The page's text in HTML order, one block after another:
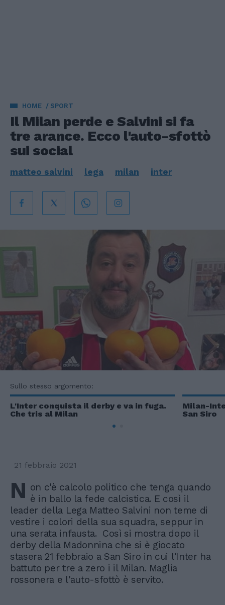
HOME SPORT
Il Milan perde e Salvini si fa
tre arance. Ecco l'auto-sfottò
sui social
matteo salvini lega milan inter
Sullo stesso argomento:
L'Inter conquista il derby e va in fuga.
Che tris al Milan
Milan-
San Siro
21 febbraio 2021
N on c'è calcolo politico che tenga quando
è in ballo la fede calcistica. E così il
leader della Lega Matteo Salvini non teme di
vestire i colori della sua squadra, seppur in
una serata infausta. Così si mostra dopo il
derby della Madonnina che si è giocato
stasera 21 febbraio a San Siro in cui l'Inter ha
battuto per tre a zero i il Milan. Maglia
rossonera e l'auto-sfottò è servito.